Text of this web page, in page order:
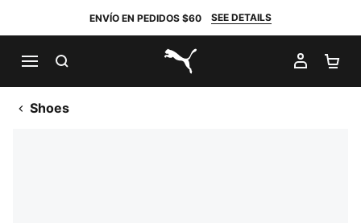
ENVÍO EN PEDIDOS $60 SEE DETAILS
PUMA.com
MI
Shoes